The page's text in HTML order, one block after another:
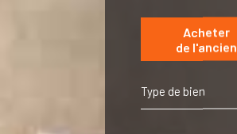
Acheter
de l'ancien
de l'ancien
Type de bien